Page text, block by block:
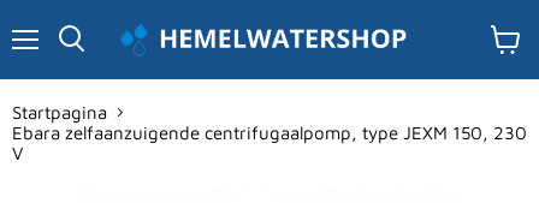
Startpagina
Ebara zelfaanzuigende centrifugaalpomp, type JEXM 150, 230
V